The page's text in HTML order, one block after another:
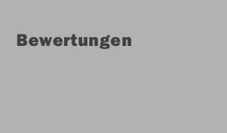
Bewertungen